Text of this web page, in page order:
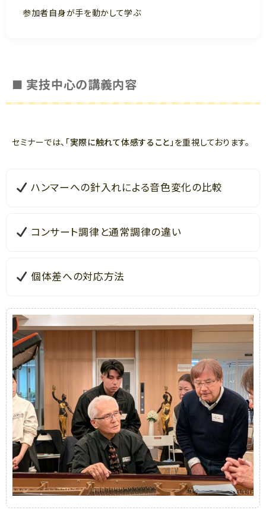
参加者自身が手を動かして学ぶ
■ 実技中心の講義内容
セミナーでは、 「実際に触れて体感すること」 を重視しております。
ハンマーへの針入れによる音色変化の比較
コンサート調律と通常調律の違い
個体差への対応方法